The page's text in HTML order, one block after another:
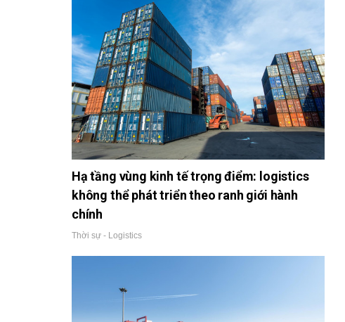
Hạ tầng vùng kinh tế trọng điểm: logistics
không thể phát triển theo ranh giới hành
chính
Thời sự - Logistics